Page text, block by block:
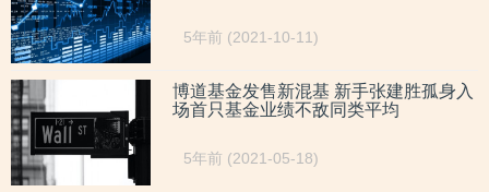
户股东或
与该高校
人员“同名”
5年前 (2021-10-11)
博道基金发售新混基 新手张建胜孤身入
场首只基金业绩不敌同类平均
5年前 (2021-05-18)